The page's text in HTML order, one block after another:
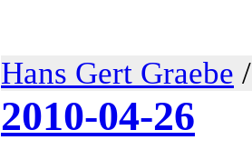
Hans Gert Graebe
2010-04-26